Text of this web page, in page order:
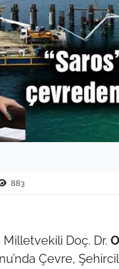
883
Doç. Dr.
Çevre,